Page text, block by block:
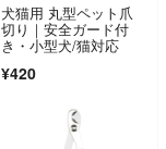
犬猫用 丸型ペット爪
切り｜安全ガード付
き・小型犬/猫対応
¥420